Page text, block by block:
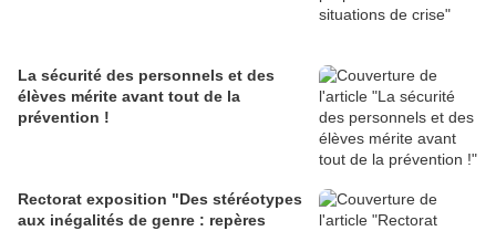
La sécurité des personnels et des
élèves mérite avant tout de la
prévention !
Rectorat exposition "Des stéréotypes
aux inégalités de genre : repères